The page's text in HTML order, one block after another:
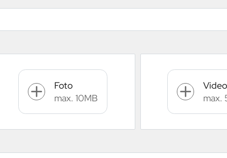
Foto
max. 10MB
max.